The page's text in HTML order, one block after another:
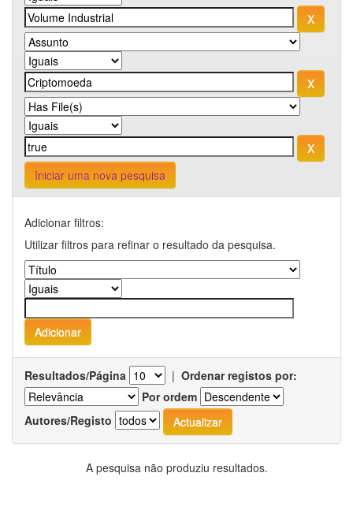
Iniciar uma nova pesquisa
Adicionar filtros:
Utilizar filtros para refinar o resultado da pesquisa.
Resultados/Página | Ordenar registos por:
Por ordem
Autores/Registo
A pesquisa não produziu resultados.